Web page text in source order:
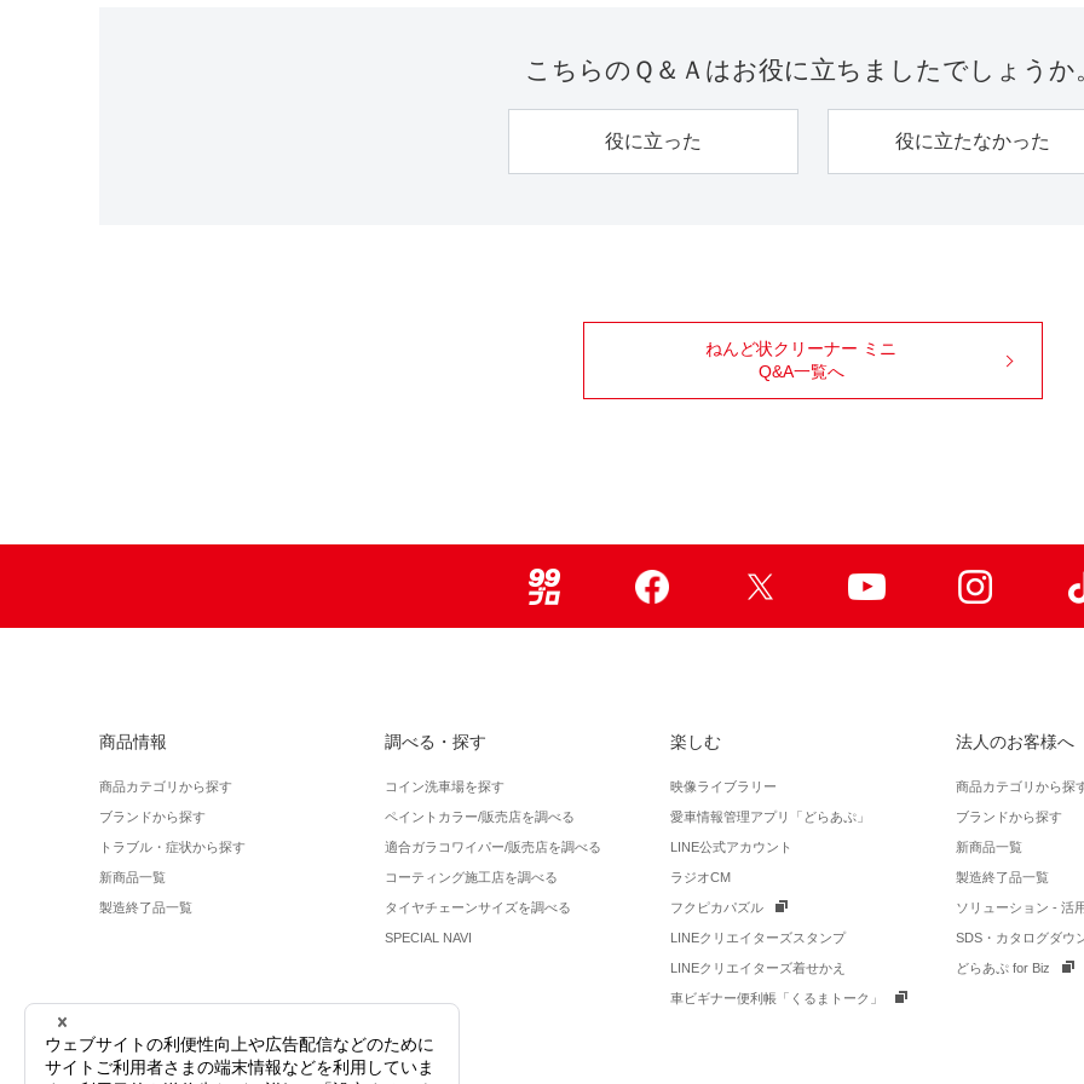
こちらのＱ＆Ａは お役に立ちましたでしょうか
役に立った 役に立たなかった
ねんど状クリーナー ミニ
Q&A一覧へ
商品情報
商品カテゴリから探す
ブランドから探す
トラブル・症状から探す
新商品一覧
製造終了品一覧
調べる・探す
コイン洗車場を探す
ペイントカラー/販売店を調べる
適合ガラコワイパー/販売店を調べる
コーティング施工店を調べる
タイヤチェーンサイズを調べる
SPECIAL NAVI
楽しむ
映像ライブラリー
愛車情報管理アプリ「どらあぷ」
LINE公式アカウント
ラジオCM
フクピカパズル
LINEクリエイターズスタンプ
LINEクリエイターズ着せかえ
車ビギナー便利帳「くるまトーク」
法人のお客様へ
商品カテゴリから探
ブランドから探す
新商品一覧
製造終了品一覧
ソリューション - 活
SDS・カタログダウ
どらあぷ for Biz